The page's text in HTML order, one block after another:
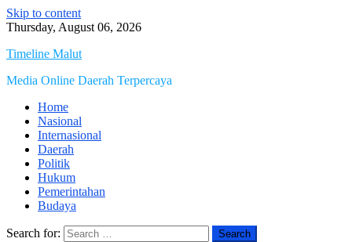
Skip to content
Thursday, August 06, 2026
Timeline Malut
Media Online Daerah Terpercaya
Home
Nasional
Internasional
Daerah
Politik
Hukum
Pemerintahan
Budaya
Search for: